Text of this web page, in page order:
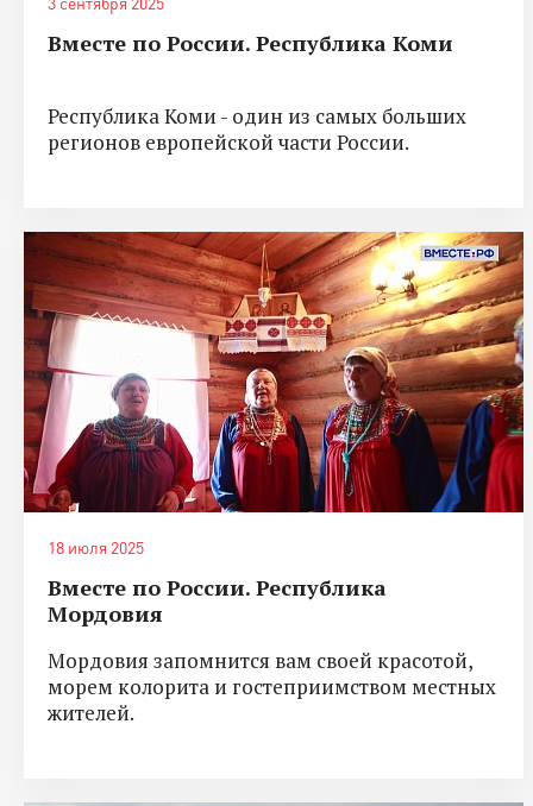
Вместе по России. Республика Коми
Республика Коми - один из самых больших
регионов европейской части России.
18 июля 2025
Вместе по России. Республика
Мордовия
Мордовия запомнится вам своей красотой,
морем колорита и гостеприимством местных
жителей.